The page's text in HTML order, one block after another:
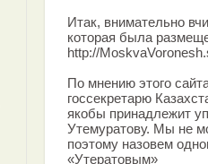
Итак, внимательно
которая была
http://
По мнению этого
госсекретарю
якобы принадлежит
Утемуратову. Мы не
поэтому назовем
«Утератовым»